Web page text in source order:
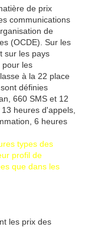
de prix
communications
de
(OCDE). Sur les
sur les pays
pour les
à la 22 place
définies
660 SMS et 12
heures d'appels,
6 heures
types des
profil de
que dans les
les prix des